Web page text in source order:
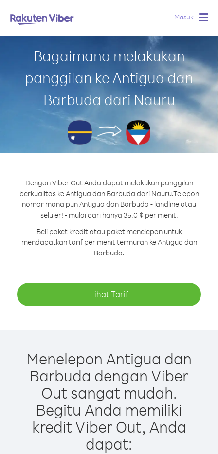
Masuk
Bagaimana melakukan
panggilan ke Antigua dan
Barbuda dari Nauru
Dengan Viber Out Anda dapat melakukan panggilan
berkualitas ke Antigua dan Barbuda dari Nauru.Telepon
nomor mana pun Antigua dan Barbuda - landline atau
seluler! - mulai dari hanya 35.0 ¢ per menit.
Beli paket kredit atau paket menelepon untuk
mendapatkan tarif per menit termurah ke Antigua dan
Barbuda.
Lihat Tarif
Menelepon Antigua dan
Barbuda dengan Viber
Out sangat mudah.
Begitu Anda memiliki
kredit Viber Out, Anda
dapat: